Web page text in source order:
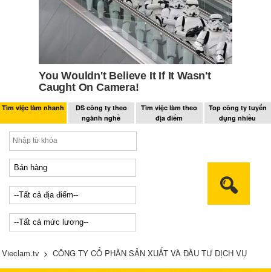
Tìm việc làm nhanh
DS công ty theo
ngành nghề
Tìm việc làm theo
địa điểm
Top công ty tuyển
dụng nhiều
Vieclam.tv > CÔNG TY CỔ PHẦN SẢN XUẤT VÀ ĐẦU TƯ DỊCH VỤ